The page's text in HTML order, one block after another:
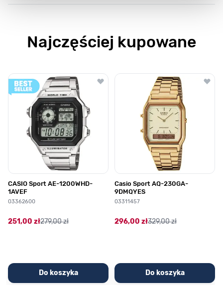
Najczęściej kupowane
Poruszanie się po elementach karuzeli jest możliwe za pomocą
Naciśnij, aby pominąć karuzelę
Naciśnij, aby przejść do nawigacji karuzeli
CASIO Sport AE-1200WHD-
1AVEF
03362600
251,00 zł279,00 zł
Do koszyka
Casio Sport AQ-230GA-
9DMQYES
03311457
296,00 zł329,00 zł
Do koszyka